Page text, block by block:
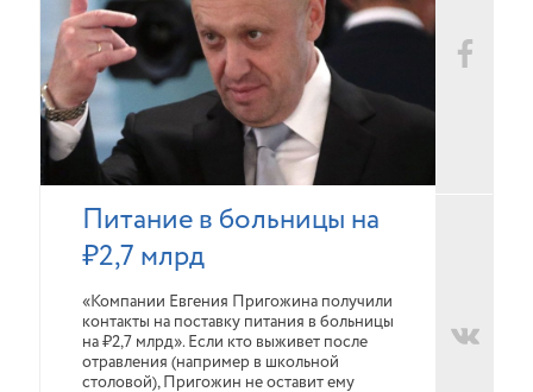
Питание в больницы на
₽2,7 млрд
«Компании Евгения Пригожина получили
контакты на поставку питания в больницы
на ₽2,7 млрд». Если кто выживет после
отравления (например в школьной
столовой), Пригожин не оставит ему